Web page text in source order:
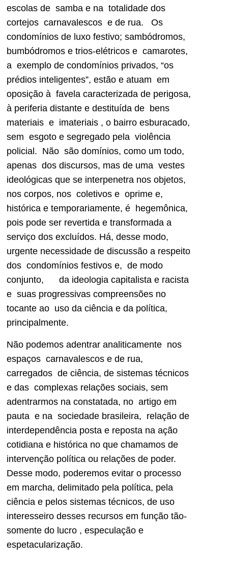
escolas de samba e na totalidade dos
cortejos carnavalescos e de rua. Os
condomínios de luxo festivo; sambódromos,
bumbódromos e trios-elétricos e camarotes,
a exemplo de condomínios privados, “os
prédios inteligentes”, estão e atuam em
oposição à favela caracterizada de perigosa,
à periferia distante e destituída de bens
materiais e imateriais , o bairro esburacado,
sem esgoto e segregado pela violência
policial. Não são domínios, como um todo,
apenas dos discursos, mas de uma vestes
ideológicas que se interpenetra nos objetos,
nos corpos, nos coletivos e oprime e,
histórica e temporariamente, é hegemônica,
pois pode ser revertida e transformada a
serviço dos excluídos. Há, desse modo,
urgente necessidade de discussão a respeito
dos condomínios festivos e, de modo
conjunto, da ideologia capitalista e racista
e suas progressivas compreensões no
tocante ao uso da ciência e da política,
principalmente.
Não podemos adentrar analiticamente nos
espaços carnavalescos e de rua,
carregados de ciência, de sistemas técnicos
e das complexas relações sociais, sem
adentrarmos na constatada, no artigo em
pauta e na sociedade brasileira, relação de
interdependência posta e reposta na ação
cotidiana e histórica no que chamamos de
intervenção política ou relações de poder.
Desse modo, poderemos evitar o processo
em marcha, delimitado pela política, pela
ciência e pelos sistemas técnicos, de uso
interesseiro desses recursos em função tão-
somente do lucro , especulação e
espetacularização.